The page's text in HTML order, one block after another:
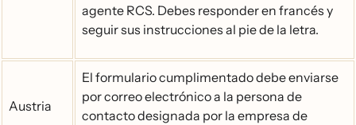
agente RCS. Debes responder en francés y
seguir sus instrucciones al pie de la letra.
Austria
El formulario cumplimentado debe enviarse
por correo electrónico a la persona de
contacto designada por la empresa de